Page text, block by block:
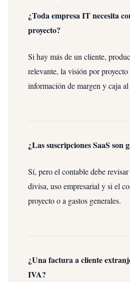
¿Toda empresa IT necesita
proyecto?
Si hay más de un cliente,
relevante, la visión por
información de margen y caja
¿Las suscripciones SaaS son
Sí, pero el contable debe
divisa, uso empresarial y si el
proyecto o a gastos generales.
¿Una factura a cliente
IVA?